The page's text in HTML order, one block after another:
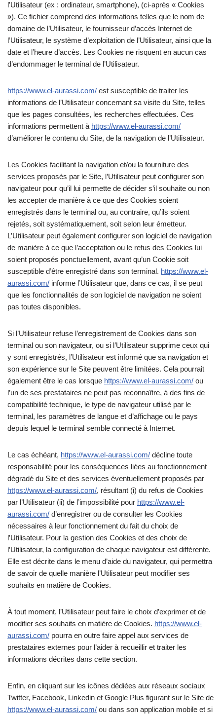
l’Utilisateur (ex : ordinateur, smartphone), (ci-après « Cookies
»). Ce fichier comprend des informations telles que le nom de
domaine de l’Utilisateur, le fournisseur d’accès Internet de
l’Utilisateur, le système d’exploitation de l’Utilisateur, ainsi que la
date et l’heure d’accès. Les Cookies ne risquent en aucun cas
d’endommager le terminal de l’Utilisateur.
https://www.el-aurassi.com/ est susceptible de traiter les
informations de l’Utilisateur concernant sa visite du Site, telles
que les pages consultées, les recherches effectuées. Ces
informations permettent à https://www.el-aurassi.com/
d’améliorer le contenu du Site, de la navigation de l’Utilisateur.
Les Cookies facilitant la navigation et/ou la fourniture des
services proposés par le Site, l’Utilisateur peut configurer son
navigateur pour qu’il lui permette de décider s’il souhaite ou non
les accepter de manière à ce que des Cookies soient
enregistrés dans le terminal ou, au contraire, qu’ils soient
rejetés, soit systématiquement, soit selon leur émetteur.
L’Utilisateur peut également configurer son logiciel de navigation
de manière à ce que l’acceptation ou le refus des Cookies lui
soient proposés ponctuellement, avant qu’un Cookie soit
susceptible d’être enregistré dans son terminal. https://www.el-
aurassi.com/ informe l’Utilisateur que, dans ce cas, il se peut
que les fonctionnalités de son logiciel de navigation ne soient
pas toutes disponibles.
Si l’Utilisateur refuse l’enregistrement de Cookies dans son
terminal ou son navigateur, ou si l’Utilisateur supprime ceux qui
y sont enregistrés, l’Utilisateur est informé que sa navigation et
son expérience sur le Site peuvent être limitées. Cela pourrait
également être le cas lorsque https://www.el-aurassi.com/ ou
l’un de ses prestataires ne peut pas reconnaître, à des fins de
compatibilité technique, le type de navigateur utilisé par le
terminal, les paramètres de langue et d’affichage ou le pays
depuis lequel le terminal semble connecté à Internet.
Le cas échéant, https://www.el-aurassi.com/ décline toute
responsabilité pour les conséquences liées au fonctionnement
dégradé du Site et des services éventuellement proposés par
https://www.el-aurassi.com/, résultant (i) du refus de Cookies
par l’Utilisateur (ii) de l’impossibilité pour https://www.el-
aurassi.com/ d’enregistrer ou de consulter les Cookies
nécessaires à leur fonctionnement du fait du choix de
l’Utilisateur. Pour la gestion des Cookies et des choix de
l’Utilisateur, la configuration de chaque navigateur est différente.
Elle est décrite dans le menu d’aide du navigateur, qui permettra
de savoir de quelle manière l’Utilisateur peut modifier ses
souhaits en matière de Cookies.
À tout moment, l’Utilisateur peut faire le choix d’exprimer et de
modifier ses souhaits en matière de Cookies. https://www.el-
aurassi.com/ pourra en outre faire appel aux services de
prestataires externes pour l’aider à recueillir et traiter les
informations décrites dans cette section.
Enfin, en cliquant sur les icônes dédiées aux réseaux sociaux
Twitter, Facebook, Linkedin et Google Plus figurant sur le Site de
https://www.el-aurassi.com/ ou dans son application mobile et si